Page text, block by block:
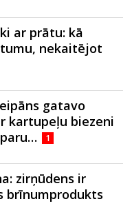
ar prātu: kā
nekaitējot
gatavo
kartupeļu biezeni
1
zirņūdens ir
brīnumprodukts